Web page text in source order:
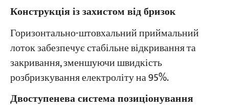
Конструкція із захистом від бризок
Горизонтально-штовхальний приймальний
лоток забезпечує стабільне відкривання та
закривання, зменшуючи швидкість
розбризкування електроліту на 95%.
Двоступенева система позиціонування